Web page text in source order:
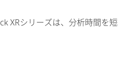
XRシリーズは、分析時間を